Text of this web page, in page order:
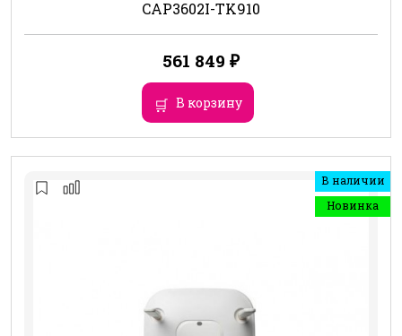
CAP3602I-TK910
561 849 ₽
В корзину
В наличии
Новинка